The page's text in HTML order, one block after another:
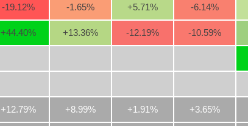
-19.12% -1.65% +5.71% -6.14%
+44.40% +13.36% -12.19% -10.59%
+12.79% +8.99% +1.91% +3.65%